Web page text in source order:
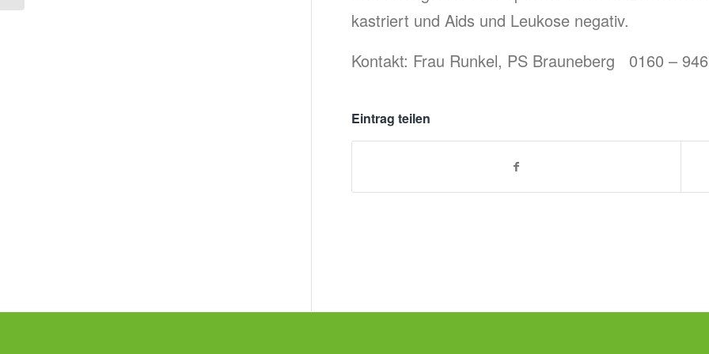
kastriert und Aids und Leukose negativ.
Kontakt: Frau Runkel, PS Brauneberg 0160 –
Eintrag teilen